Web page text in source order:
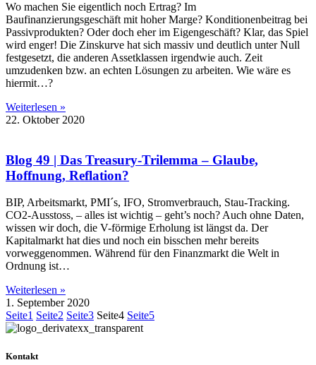
Wo machen Sie eigentlich noch Ertrag? Im
Baufinanzierungsgeschäft mit hoher Marge? Konditionenbeitrag bei
Passivprodukten? Oder doch eher im Eigengeschäft? Klar, das Spiel
wird enger! Die Zinskurve hat sich massiv und deutlich unter Null
festgesetzt, die anderen Assetklassen irgendwie auch. Zeit
umzudenken bzw. an echten Lösungen zu arbeiten. Wie wäre es
hiermit…?
Weiterlesen »
22. Oktober 2020
Blog 49 | Das Treasury-Trilemma – Glaube,
Hoffnung, Reflation?
BIP, Arbeitsmarkt, PMI´s, IFO, Stromverbrauch, Stau-Tracking.
CO2-Ausstoss, – alles ist wichtig – geht’s noch? Auch ohne Daten,
wissen wir doch, die V-förmige Erholung ist längst da. Der
Kapitalmarkt hat dies und noch ein bisschen mehr bereits
vorweggenommen. Während für den Finanzmarkt die Welt in
Ordnung ist…
Weiterlesen »
1. September 2020
Seite1 Seite2 Seite3 Seite4 Seite5
Kontakt